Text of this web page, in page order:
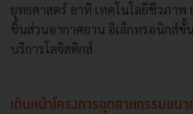
ยุทธศาสตร์ อาทิ เทคโนโลยีชีวภา
ชิ้นส่วนอากาศยาน อิเล็กทรอนิกส์ขั้
บริการโลจิสติกส์
เดินหน้าโครงการอุตสาหกรรมขน